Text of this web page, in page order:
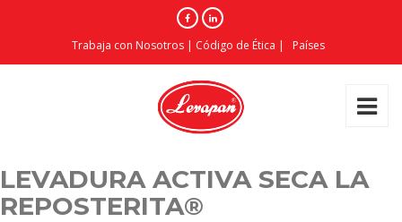
Trabaja con Nosotros | Código de Ética | Países
LEVADURA ACTIVA SECA LA
REPOSTERITA®